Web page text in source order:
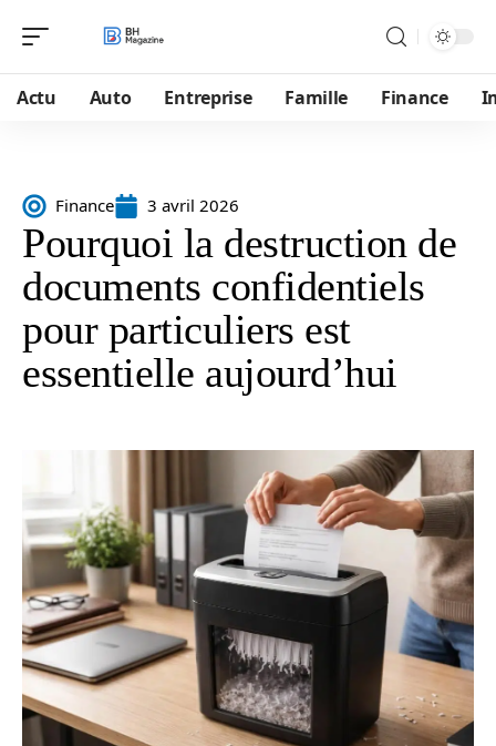
Actu Auto Entreprise Famille Finance
Finance 3 avril 2026
Pourquoi la destruction de
documents confidentiels
pour particuliers est
essentielle aujourd’hui